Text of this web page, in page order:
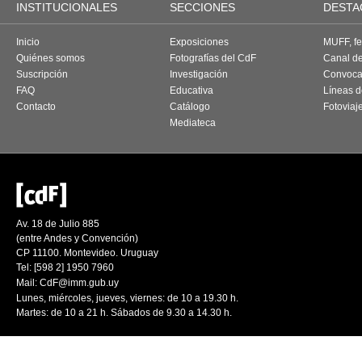
INSTITUCIONALES SECCIONES
Inicio
Quiénes somos
Suscripción
FAQ
Contacto
Exposiciones
Fotografías del CdF
Investigación
Educativa
Catálogo
Mediateca
MUFF,
Canal
Líneas
Av. 18 de Julio 885
(entre Andes y Convención)
CP 11100. Montevideo. Uruguay
Tel: [598 2] 1950 7960
Mail: CdF@imm.gub.uy
Lunes, miércoles, jueves, viernes: de 10 a 19.30 h.
Martes: de 10 a 21 h. Sábados de 9.30 a 14.30 h.